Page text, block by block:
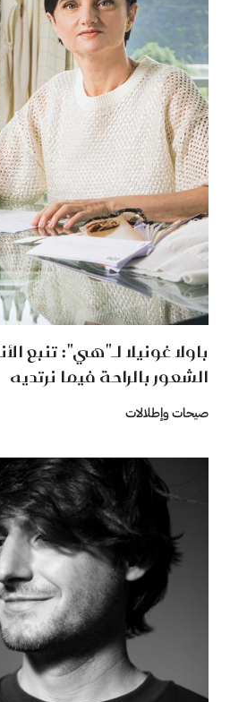
باولا غونيلا لـ"هي": تنبع
الشعور بالراحة فيما نرتديه
صيحات وإطلالات